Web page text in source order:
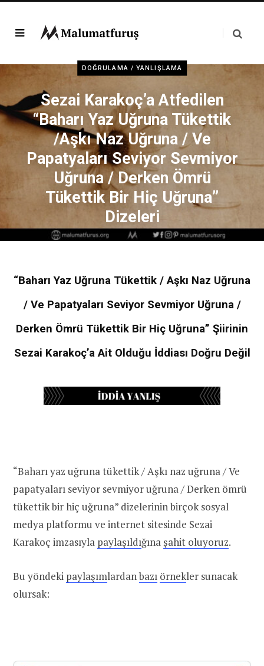
DOĞRULAMA / YANLIŞLAMA
Sezai Karakoç’a Atfedilen
“Baharı Yaz Uğruna Tükettik
/Aşkı Naz Uğruna / Ve
Papatyaları Seviyor Sevmiyor
Uğruna / Derken Ömrü
Tükettik Bir Hiç Uğruna”
Dizeleri
“Baharı Yaz Uğruna Tükettik / Aşkı Naz Uğruna
/ Ve Papatyaları Seviyor Sevmiyor Uğruna /
Derken Ömrü Tükettik Bir Hiç Uğruna” Şiirinin
Sezai Karakoç’a Ait Olduğu İddiası Doğru Değil
“Baharı yaz uğruna tükettik / Aşkı naz uğruna / Ve
papatyaları seviyor sevmiyor uğruna / Derken ömrü
tükettik bir hiç uğruna” dizelerinin birçok sosyal
medya platformu ve internet sitesinde Sezai
Karakoç imzasıyla paylaşıldığınaşahit oluyoruz.
Bu yöndeki paylaşımlardanbazı örnekler sunacak
olursak: